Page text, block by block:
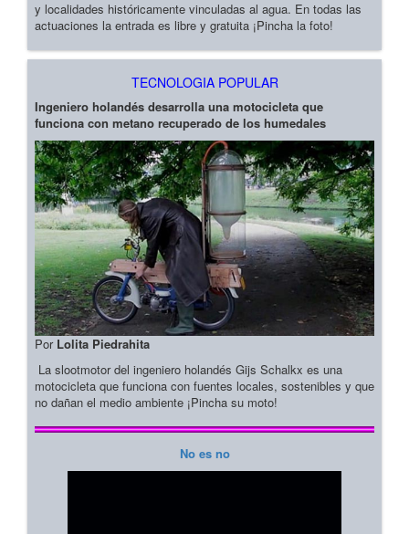
y localidades históricamente vinculadas al agua. En todas las
actuaciones la entrada es libre y gratuita ¡Pincha la foto!
TECNOLOGIA POPULAR
Ingeniero holandés desarrolla una motocicleta que
funciona con metano recuperado de los humedales
Por Lolita Piedrahita
La slootmotor del ingeniero holandés Gijs Schalkx es una
motocicleta que funciona con fuentes locales, sostenibles y que
no dañan el medio ambiente ¡Pincha su moto!
No es no